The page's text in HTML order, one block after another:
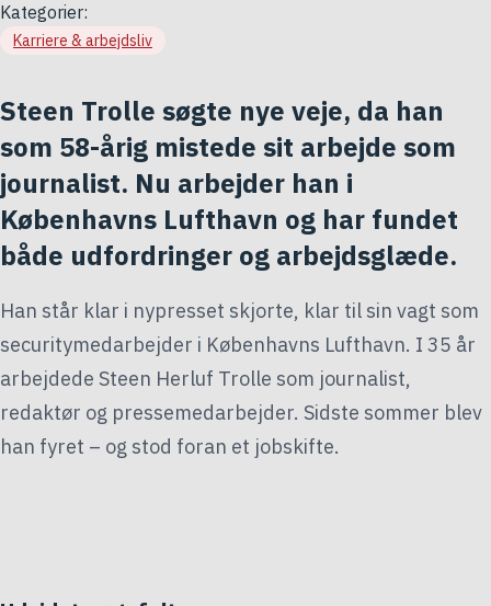
Kategorier:
Karriere & arbejdsliv
Steen Trolle søgte nye veje, da han
som 58-årig mistede sit arbejde som
journalist. Nu arbejder han i
Københavns Lufthavn og har fundet
både udfordringer og arbejdsglæde.
Han står klar i nypresset skjorte, klar til sin vagt som
securitymedarbejder i Københavns Lufthavn. I 35 år
arbejdede Steen Herluf Trolle som journalist,
redaktør og pressemedarbejder. Sidste sommer blev
han fyret – og stod foran et jobskifte.